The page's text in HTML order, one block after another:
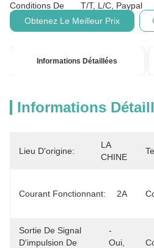
Conditions De
Paiement:
T/T, L/C, Paypal
Obtenez Le Meilleur Prix
Informations Détaillées
Informations
Lieu D'origine:
LA
CHINE
Courant Fonctionnant: 2A
Sortie De Signal
D'impulsion De
-
Oui,